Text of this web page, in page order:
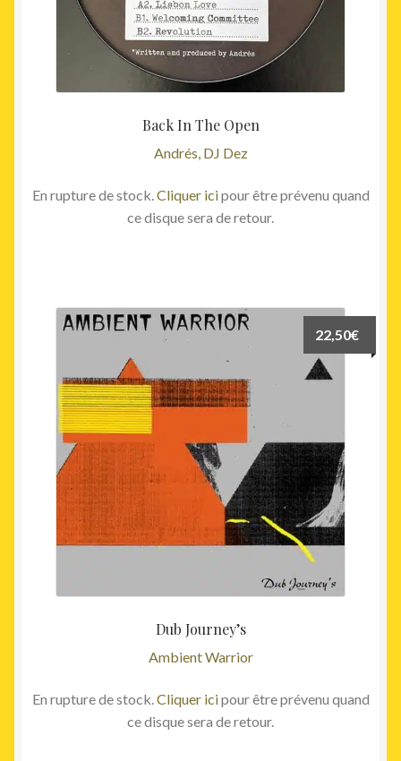
Back In The Open
Andrés, DJ Dez
En rupture de stock.Cliquer icipour être prévenu quand
ce disque sera de retour.
Dub Journey’s
Ambient Warrior
22,50€
En rupture de stock.Cliquer icipour être prévenu quand
ce disque sera de retour.